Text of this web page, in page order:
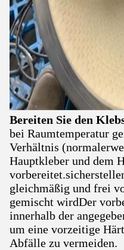
Bereiten Sie den
bei Raumtemperatur
Verhältnis
Hauptkleber und dem
gleichmäßig und frei
gemischt wirdDer
innerhalb der
um eine vorzeitige
Abfälle zu vermeiden.